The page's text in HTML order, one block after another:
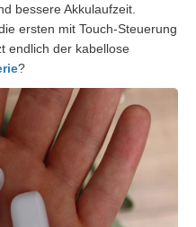
bessere Akkulaufzeit.
ersten mit Touch-Steuerung
endlich der kabellose
?